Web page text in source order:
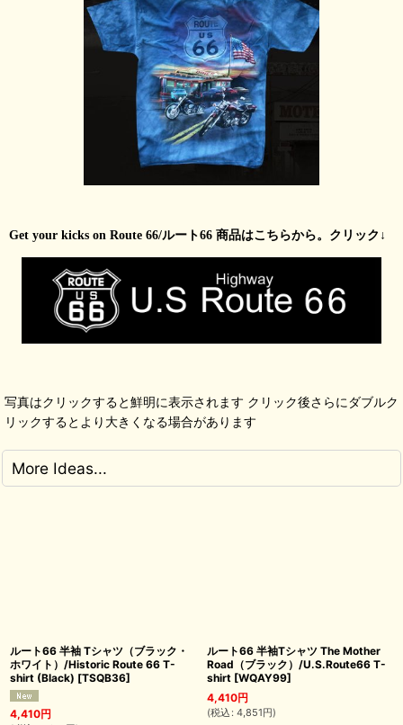
Get your kicks on Route 66/ルート66 商品はこちらから。クリック↓
写真はクリックすると鮮明に表示されます クリック後さらにダブルク
リックするとより大きくなる場合があります
More Ideas...
ルート66 半袖 Tシャツ（ブラック・
ホワイト）/Historic Route 66 T-
shirt (Black) [TSQB36]
4,410円
ルート66 半袖Tシャツ The Mother
Road（ブラック）/U.S.Route66 T-
shirt [WQAY99]
4,410円
(税込 : 4,851円)